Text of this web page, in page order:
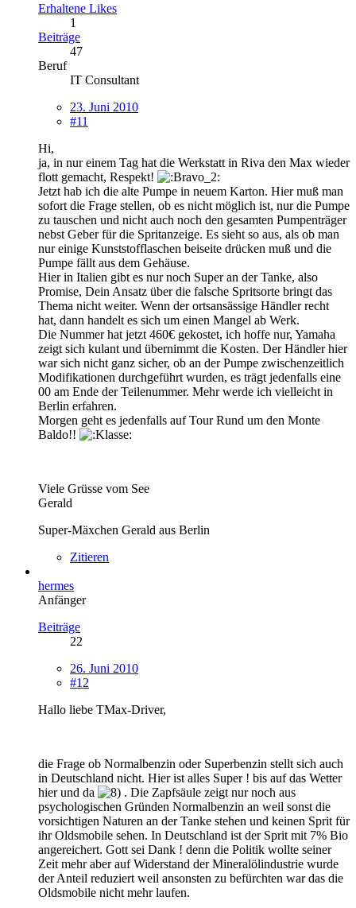
Erhaltene Likes
1
Beiträge
47
Beruf
IT Consultant
23. Juni 2010
#11
Hi,
ja, in nur einem Tag hat die Werkstatt in Riva den Max wieder
flott gemacht, Respekt!
Jetzt hab ich die alte Pumpe in neuem Karton. Hier muß man
sofort die Frage stellen, ob es nicht möglich ist, nur die Pumpe
zu tauschen und nicht auch noch den gesamten Pumpenträger
nebst Geber für die Spritanzeige. Es sieht so aus, als ob man
nur einige Kunststofflaschen beiseite drücken muß und die
Pumpe fällt aus dem Gehäuse.
Hier in Italien gibt es nur noch Super an der Tanke, also
Promise, Dein Ansatz über die falsche Spritsorte bringt das
Thema nicht weiter. Wenn der ortsansässige Händler recht
hat, dann handelt es sich um einen Mangel ab Werk.
Die Nummer hat jetzt 460€ gekostet, ich hoffe nur, Yamaha
zeigt sich kulant und übernimmt die Kosten. Der Händler hier
war sich nicht ganz sicher, ob an der Pumpe zwischenzeitlich
Modifikationen durchgeführt wurden, es trägt jedenfalls eine
00 am Ende der Teilenummer. Mehr werde ich vielleicht in
Berlin erfahren.
Morgen geht es jedenfalls auf Tour Rund um den Monte
Baldo!!
Viele Grüsse vom See
Gerald
Super-Mäxchen Gerald aus Berlin
Zitieren
hermes
Anfänger
Beiträge
22
26. Juni 2010
#12
Hallo liebe TMax-Driver,
die Frage ob Normalbenzin oder Superbenzin stellt sich auch
in Deutschland nicht. Hier ist alles Super ! bis auf das Wetter
hier und da
. Die Zapfsäule zeigt nur noch aus
psychologischen Gründen Normalbenzin an weil sonst die
vorsichtigen Naturen an der Tanke stehen und keinen Sprit für
ihr Oldsmobile sehen. In Deutschland ist der Sprit mit 7% Bio
angereichert. Gott sei Dank ! denn die Politik wollte seiner
Zeit mehr aber auf Widerstand der Mineralölindustrie wurde
der Anteil reduziert weil ansonsten zu befürchten war das die
Oldsmobile nicht mehr laufen.